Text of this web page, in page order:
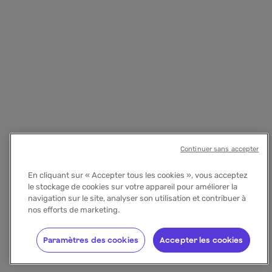
En cliquant sur « Accepter tous les cookies », vous acceptez
le stockage de cookies sur votre appareil pour améliorer la
navigation sur le site, analyser son utilisation et contribuer à
nos efforts de marketing.
Accepter les cookies
Paramètres des cookies
Continuer sans accepter